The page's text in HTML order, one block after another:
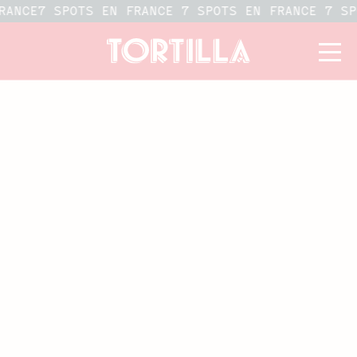
7 SPOTS EN FRANCE 7 SPOTS EN FRANCE 7